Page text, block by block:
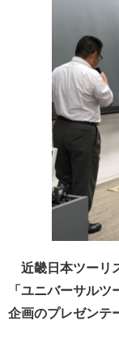
近畿日本ツーリ
「ユニバーサル
企画のプレゼンテ